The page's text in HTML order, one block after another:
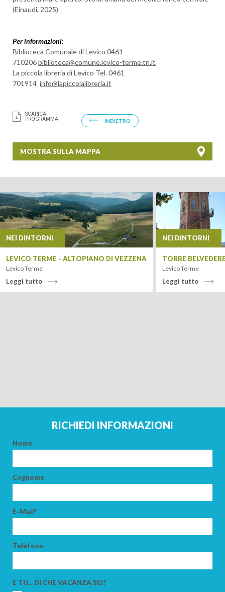
CERCA
(Einaudi, 2025)
Per informazioni:
Biblioteca Comunale di Levico 0461
710206biblioteca@comune.levico-terme.tn.it
La piccola libreria di Levico Tel. 0461
701914 info@lapiccolalibreria.it
SCARICA
PROGRAMMA
INDIETRO
MOSTRA SULLA MAPPA
+
−
NEI DINTORNI
LEVICO TERME - ALTOPIANO DI VEZZENA
Levico Terme
Leggi tutto
NEI DINTORNI
TORRE
Levico Terme
Leggi tutto
RICHIEDI INFORMAZIONI
Nome
Cognome
E-Mail*
Telefono
E TU... DI CHE VACANZA SEI?